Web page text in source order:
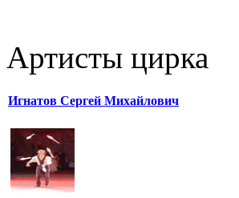
Артисты цирка
Игнатов Сергей Михайлович